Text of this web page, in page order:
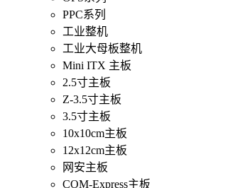
PPC系列
工业整机
工业大母板整机
Mini ITX 主板
2.5寸主板
Z-3.5寸主板
3.5寸主板
10x10cm主板
12x12cm主板
网安主板
COM-Express主板